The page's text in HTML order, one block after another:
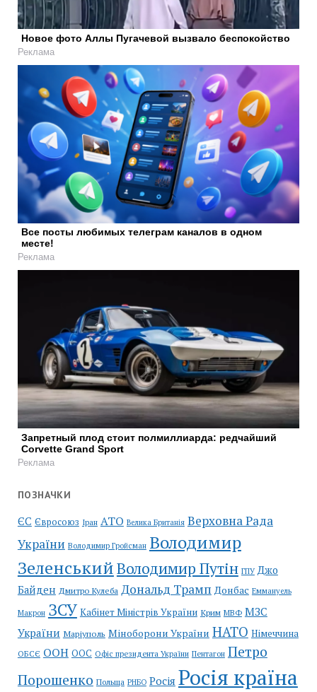
Новое фото Аллы Пугачевой вызвало беспокойство
Реклама
Все посты любимых телеграм каналов в одном
месте!
Реклама
Запретный плод стоит полмиллиарда: редчайший
Corvette Grand Sport
Реклама
ПОЗНАЧКИ
ЄС Євросоюз Іран АТО Велика Британія Верховна Рада
України Володимир Гройсман Володимир
ЗеленськийВолодимир Путін ГПУ Джо
Байден Дмитро Кулеба Дональд Трамп Донбас Еммануель
Макрон ЗСУ Кабінет Міністрів України Крим МВФ МЗС
України Маріуполь Міноборони України НАТО Німеччина
ОБСЄ ООН ООС Офіс президента України Пентагон Петро
Порошенко Польща РНБО Росія Росія країна